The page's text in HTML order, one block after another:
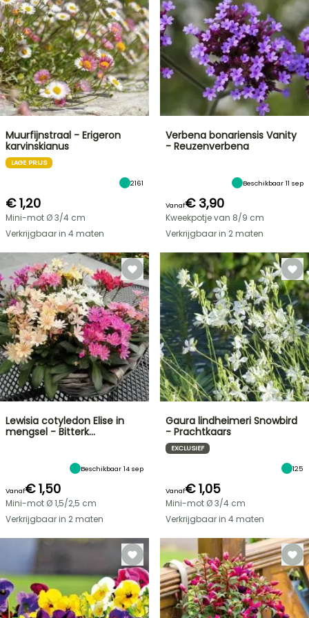
FLASH-
SALES
TOT
Muurfijnstraal - Erigeron
karvinskianus
LAGE PRIJS
2161
€ 1,20
Mini-mot Ø 3/4 cm
Verkrijgbaar in 4 maten
Verbena bonariensis Vanity
- Reuzenverbena
Beschikbaar 11 sep
Vanaf€ 3,90
Kweekpotje van 8/9 cm
Verkrijgbaar in 2 maten
Lewisia cotyledon Elise in
mengsel - Bitterk…
Beschikbaar 14 sep
Vanaf€ 1,50
Mini-mot Ø 1,5/2,5 cm
Verkrijgbaar in 2 maten
Gaura lindheimeri Snowbird
- Prachtkaars
EXCLUSIEF
125
Vanaf€ 1,05
Mini-mot Ø 3/4 cm
Verkrijgbaar in 4 maten